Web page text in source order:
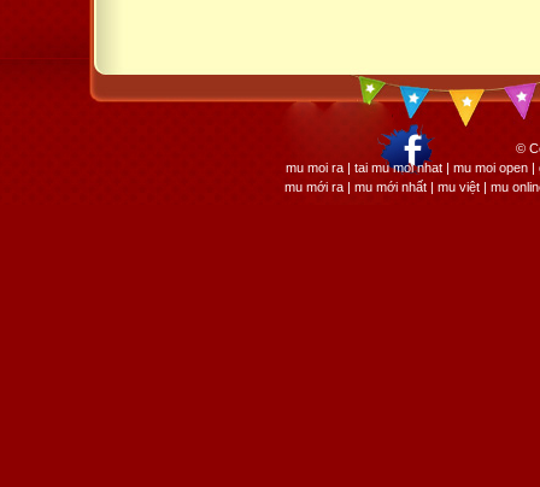
©
mu moi ra | tai mu moi nhat | mu moi open
mu mới ra | mu mới nhất | mu việt | mu